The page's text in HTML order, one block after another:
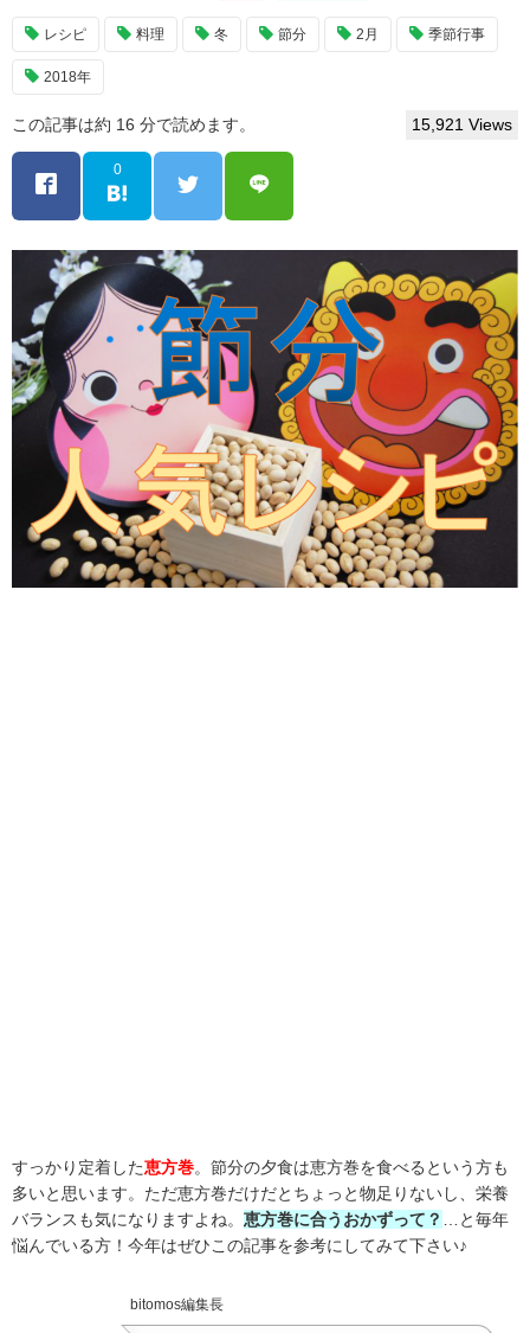
レシピ 料理 冬 節分 2月 季節行事
2018年
この記事は約 16 分で読めます。 15,921 Views
0
すっかり定着した恵方巻。節分の夕食は恵方巻を食べるという方も
多いと思います。ただ恵方巻だけだとちょっと物足りないし、栄養
バランスも気になりますよね。 恵方巻に合うおかずって？
…と毎年
悩んでいる方！今年はぜひこの記事を参考にしてみて下さい♪
bitomos編集長